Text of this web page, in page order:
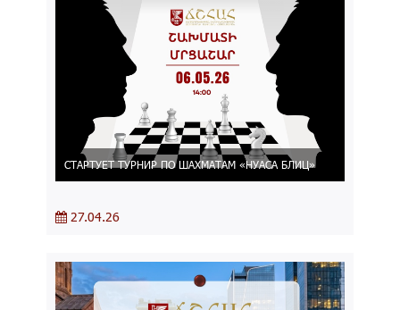
СТАРТУЕТ ТУРНИР ПО ШАХМАТАМ «НУАСА БЛИЦ»
27.04.26